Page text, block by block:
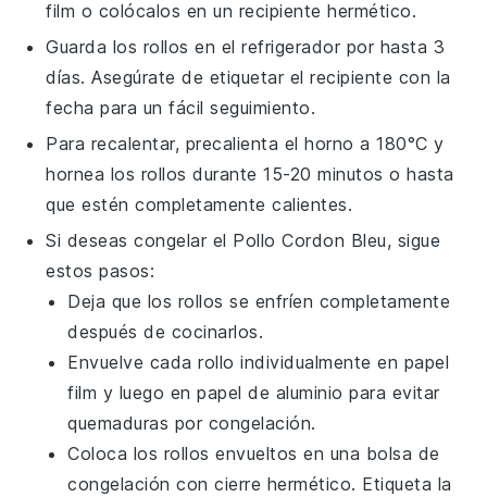
film o colócalos en un recipiente hermético.
Guarda los rollos en el refrigerador por hasta 3
días. Asegúrate de etiquetar el recipiente con la
fecha para un fácil seguimiento.
Para recalentar, precalienta el horno a 180°C y
hornea los rollos durante 15-20 minutos o hasta
que estén completamente calientes.
Si deseas congelar el Pollo Cordon Bleu, sigue
estos pasos:
Deja que los rollos se enfríen completamente
después de cocinarlos.
Envuelve cada rollo individualmente en papel
film y luego en papel de aluminio para evitar
quemaduras por congelación.
Coloca los rollos envueltos en una bolsa de
congelación con cierre hermético. Etiqueta la